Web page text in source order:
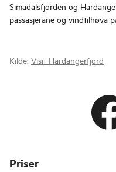
Simadalsfjorden og
passasjerane og vindtilhøva
Kilde: Visit Hardangerfjord
Priser